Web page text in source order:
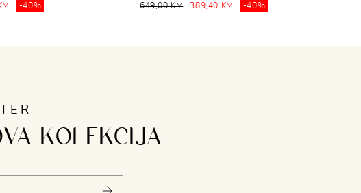
-40% 649,00 KM 389,40 KM -40%
KOLEKCIJA